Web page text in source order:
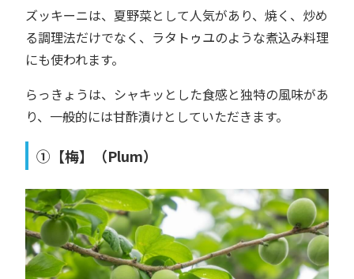
ズッキーニは、夏野菜として人気があり、焼く、炒め
る調理法だけでなく、ラタトゥユのような煮込み料理
にも使われます。
らっきょうは、シャキッとした食感と独特の風味があ
り、一般的には甘酢漬けとしていただきます。
①【梅】（Plum）